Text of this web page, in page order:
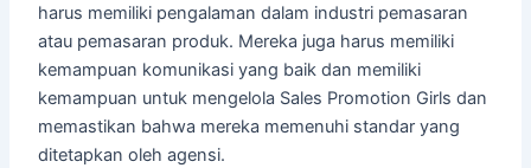
harus memiliki pengalaman dalam industri pemasaran
atau pemasaran produk. Mereka juga harus memiliki
kemampuan komunikasi yang baik dan memiliki
kemampuan untuk mengelola Sales Promotion Girls dan
memastikan bahwa mereka memenuhi standar yang
ditetapkan oleh agensi.